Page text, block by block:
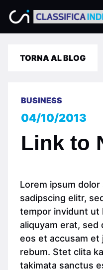
TORNA AL BLOG
BUSINESS
04/10/2013
Link to
Lorem ipsum
sadipscing elitr,
tempor invidunt ut
aliquyam erat, sed
eos et accusam et
rebum. Stet clita
takimata sanctus